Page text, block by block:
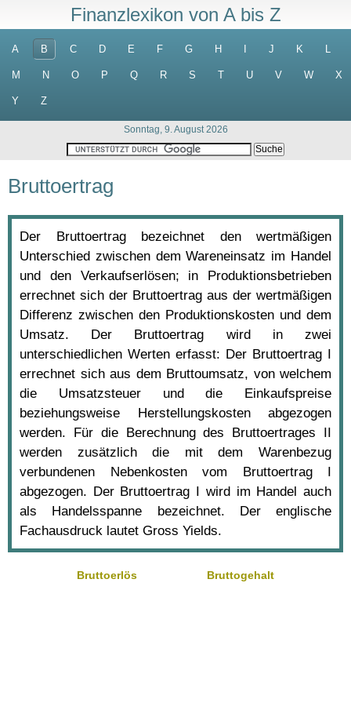
Finanzlexikon von A bis Z
A B C D E F G H J K L
M N O P Q R S T U V W X
Y Z
Sonntag, 9. August 2026
Bruttoertrag
Der Bruttoertrag bezeichnet den wertmäßigen
Unterschied zwischen dem Wareneinsatz im Handel
und den Verkaufserlösen; in Produktionsbetrieben
errechnet sich der Bruttoertrag aus der wertmäßigen
Differenz zwischen den Produktionskosten und dem
Umsatz. Der Bruttoertrag wird in zwei
unterschiedlichen Werten erfasst: Der Bruttoertrag I
errechnet sich aus dem Bruttoumsatz, von welchem
die Umsatzsteuer und die Einkaufspreise
beziehungsweise Herstellungskosten abgezogen
werden. Für die Berechnung des Bruttoertrages II
werden zusätzlich die mit dem Warenbezug
verbundenen Nebenkosten vom Bruttoertrag I
abgezogen. Der Bruttoertrag I wird im Handel auch
als Handelsspanne bezeichnet. Der englische
Fachausdruck lautet Gross Yields.
Bruttoerlös Bruttogehalt